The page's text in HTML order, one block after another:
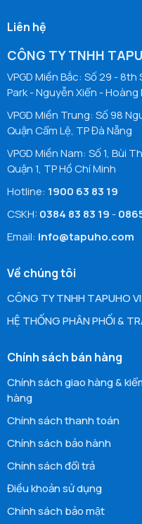
Liên hệ
CÔNG TY TNHH
VPGD Miền Bắc: Số 29 -
Park - Nguyễn Xiển - Hoàng
VPGD Miền Trung: Số 98
Quận Cẩm Lệ, TP Đà Nẵng
VPGD Miền Nam: Số 1, Bùi
Quận 1, TP Hồ Chí Minh
Hotline: 1900 63 83 19
CSKH: 0384 83 83 19 -
Email: info@tapuho.com
Về chúng tôi
CÔNG TY TNHH TAPUHO
HỆ THỐNG PHÂN PHỐI &
Chính sách bán hàng
Chính sách giao hàng &
hàng
Chính sách thanh toán
Chính sách bảo hành
Chính sách đổi trả
Điều khoản sử dụng
Chính sách bảo mật